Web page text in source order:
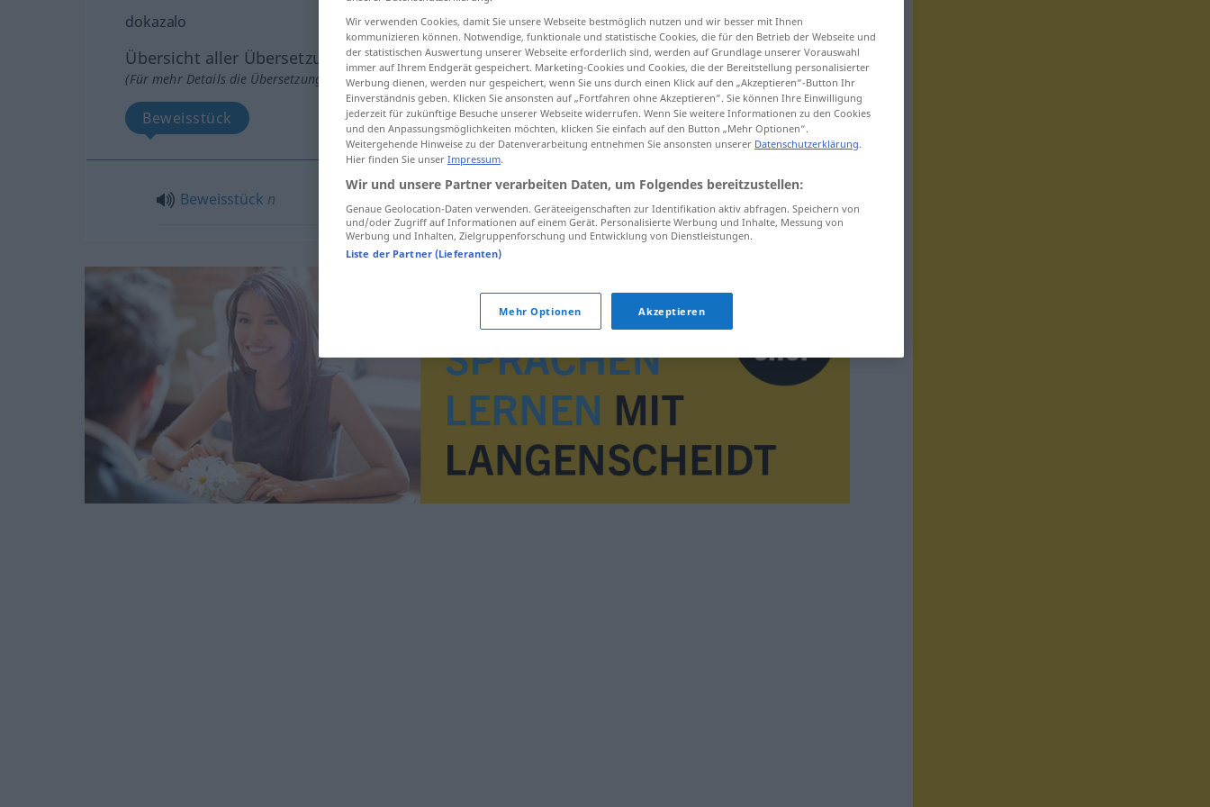
dokazalo
Übersicht aller Übersetzungen
(Für mehr Details die Übersetzung anklicken/antippen)
Beweisstück
Beweisstück n
Wir verwenden Cookies, damit Sie unsere Webseite bestmöglich nutzen und wir besser mit Ihnen
kommunizieren können. Notwendige, funktionale und statistische Cookies, die für den Betrieb der Webseite und
der statistischen Auswertung unserer Webseite erforderlich sind, werden auf Grundlage unserer Vorauswahl
immer auf Ihrem Endgerät gespeichert. Marketing-Cookies und Cookies, die der Bereitstellung personalisierter
Werbung dienen, werden nur gespeichert, wenn Sie uns durch einen Klick auf den „Akzeptieren“-Button Ihr
Einverständnis geben. Klicken Sie ansonsten auf „Fortfahren ohne Akzeptieren“. Sie können Ihre Einwilligung
jederzeit für zukünftige Besuche unserer Webseite widerrufen. Wenn Sie weitere Informationen zu den Cookies
und den Anpassungsmöglichkeiten möchten, klicken Sie einfach auf den Button „Mehr Optionen“.
Weitergehende Hinweise zu der Datenverarbeitung entnehmen Sie ansonsten unserer Datenschutzerklärung.
Hier finden Sie unser Impressum.
Wir und unsere Partner verarbeiten Daten, um Folgendes bereitzustellen:
Genaue Geolocation-Daten verwenden. Geräteeigenschaften zur Identifikation aktiv abfragen. Speichern von
und/oder Zugriff auf Informationen auf einem Gerät. Personalisierte Werbung und Inhalte, Messung von
Werbung und Inhalten, Zielgruppenforschung und Entwicklung von Dienstleistungen.
Liste der Partner (Lieferanten)
Mehr Optionen Akzeptieren